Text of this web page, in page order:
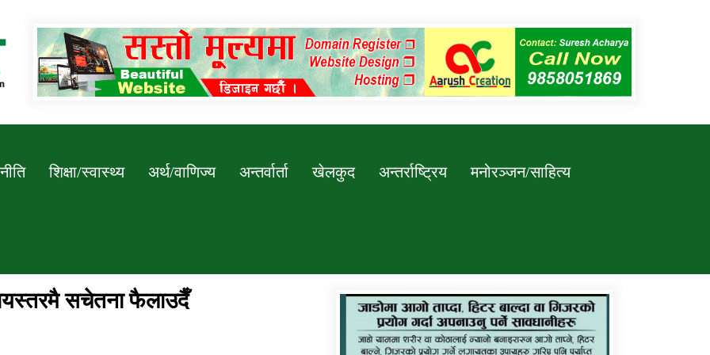
Newssarokar
शिक्षा/स्वास्थ्य अर्थ/वाणिज्य अन्तर्वार्ता खेलकुद अन्तर्राष्ट्रिय मनोरञ्जन/साहित्य
कर्णाली प्रविधि शिक्षालय जुम्लाको सुचना
सचेतना फैलाउदैँ